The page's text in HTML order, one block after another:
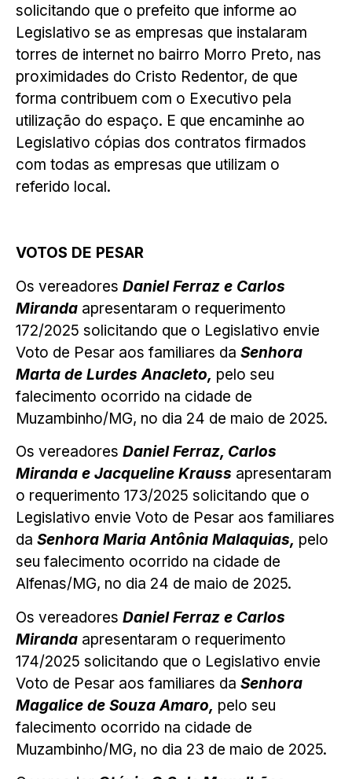
solicitando que o prefeito que informe ao
Legislativo se as empresas que instalaram
torres de internet no bairro Morro Preto, nas
proximidades do Cristo Redentor, de que
forma contribuem com o Executivo pela
utilização do espaço. E que encaminhe ao
Legislativo cópias dos contratos firmados
com todas as empresas que utilizam o
referido local.
VOTOS DE PESAR
Os vereadores Daniel Ferraz e Carlos
Miranda apresentaram o requerimento
172/2025 solicitando que o Legislativo envie
Voto de Pesar aos familiares da Senhora
Marta de Lurdes Anacleto, pelo seu
falecimento ocorrido na cidade de
Muzambinho/MG, no dia 24 de maio de 2025.
Os vereadores Daniel Ferraz, Carlos
Miranda e Jacqueline Krauss apresentaram
o requerimento 173/2025 solicitando que o
Legislativo envie Voto de Pesar aos familiares
da Senhora Maria Antônia Malaquias, pelo
seu falecimento ocorrido na cidade de
Alfenas/MG, no dia 24 de maio de 2025.
Os vereadores Daniel Ferraz e Carlos
Miranda apresentaram o requerimento
174/2025 solicitando que o Legislativo envie
Voto de Pesar aos familiares da Senhora
Magalice de Souza Amaro, pelo seu
falecimento ocorrido na cidade de
Muzambinho/MG, no dia 23 de maio de 2025.